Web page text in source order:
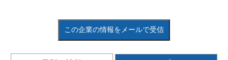
この企業の情報をメールで受信